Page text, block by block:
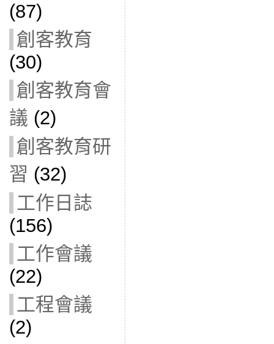
(87)
創客教育
(30)
創客教育會
議 (2)
創客教育研
習 (32)
工作日誌
(156)
工作會議
(22)
工程會議
(2)